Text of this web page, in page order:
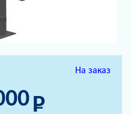
На заказ